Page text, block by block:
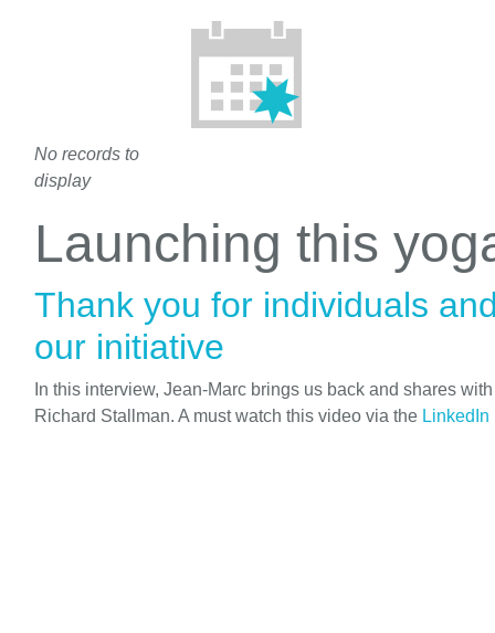
No records to
display
Launching this
Thank you for individuals
our initiative
In this interview, Jean-Marc brings us back and shares
Richard Stallman. A must watch this video via the LinkedIn